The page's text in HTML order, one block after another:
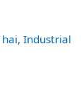
,Industrial